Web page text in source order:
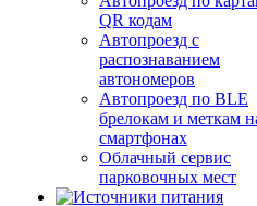
QR кодам
Автопроезд с
распознаванием
автономеров
Автопроезд по BLE
брелокам и меткам
смартфонах
Облачный сервис
парковочных мест